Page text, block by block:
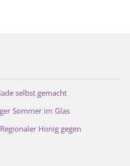
selbst gemacht
Sommer im Glas
Honig gegen